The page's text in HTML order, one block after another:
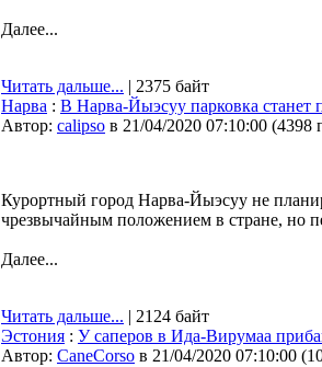
Далее...
Читать дальше... | 2375 байт
Нарва : В Нарва-Йыэсуу парковка станет
Автор: calipso в 21/04/2020 07:10:00 (4398
Курортный город Нарва-Йыэсуу не
чрезвычайным положением в стране, но
Далее...
Читать дальше... | 2124 байт
Эстония : У саперов в Ида-Вирумаа
Автор: CaneCorso в 21/04/2020 07:10:00 (